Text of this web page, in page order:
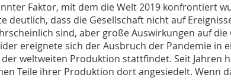
Faktor, mit dem die Welt 2019 konfrontiert
deutlich, dass die Gesellschaft nicht auf
sind, aber große Auswirkungen auf die
ereignete sich der Ausbruch der Pandemie in
weltweiten Produktion stattfindet. Seit Jahren
Teile ihrer Produktion dort angesiedelt. Wenn